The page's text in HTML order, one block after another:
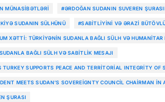
MÜNASIBƏTLƏRI #ƏRDOĞAN SUDANIN SUVEREN
SUDANIN SÜLHÜNÜ #SABITLIYINI VƏ ƏRAZI
XƏTTI: TÜRKIYƏNIN SUDANLA BAĞLI SÜLH VƏ HUMANITAR
BAĞLI SÜLH VƏ SABITLIK MESAJI
TURKEY SUPPORTS PEACE AND TERRITORIAL INTEGRITY OF
MEETS SUDAN’S SOVEREIGNTY COUNCIL CHAIRMAN IN
ŞURASI